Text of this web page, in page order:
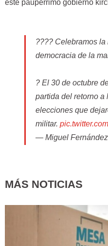
este paupérrimo gobierno
???? Celebramos
democracia de la
? El 30 de octubre
partida del retorno a
elecciones que
militar.
— Miguel
MÁS NOTICIAS